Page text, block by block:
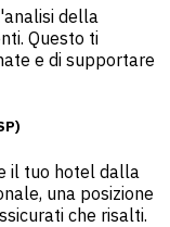
della
Questo ti
e di supportare
il tuo hotel dalla
una posizione
che risalti.